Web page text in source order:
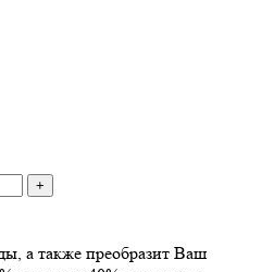
+
а также преобразит Ваш